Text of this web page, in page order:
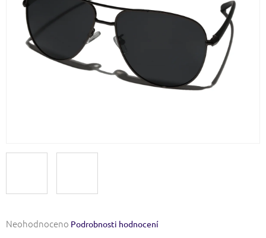
Průměrné
Neohodnoceno Podrobnosti hodnocení